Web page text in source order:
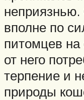
вполне по
питомцев
от него
терпение и
природы